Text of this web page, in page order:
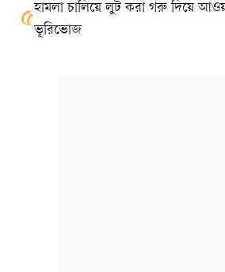
৫হামলা চালিয়ে লুট করা গরু দিয়ে
ভূরিভোজ